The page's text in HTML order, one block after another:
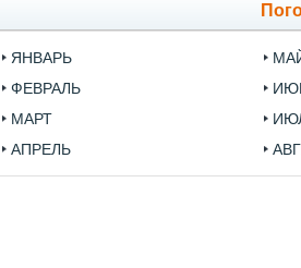
ЯНВАРЬ
ФЕВРАЛЬ
МАРТ
АПРЕЛЬ